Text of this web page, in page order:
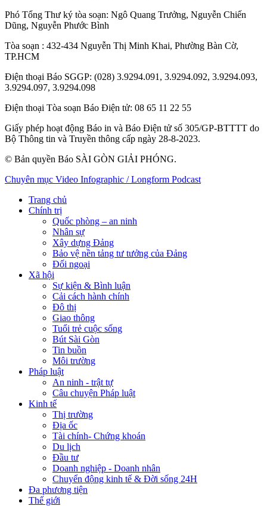
Phó Tổng Thư ký tòa soạn: Ngô Quang Trưởng, Nguyễn Chiến
Dũng, Nguyễn Phước Bình
Tòa soạn : 432-434 Nguyễn Thị Minh Khai, Phường Bàn Cờ,
TP.HCM
Điện thoại Báo SGGP: (028) 3.9294.091, 3.9294.092, 3.9294.093,
3.9294.097, 3.9294.098
Điện thoại Tòa soạn Báo Điện tử: 08 65 11 22 55
Giấy phép hoạt động Báo in và Báo Điện tử số 305/GP-BTTTT do
Bộ Thông tin và Truyền thông cấp ngày 28-8-2023.
© Bản quyền Báo SÀI GÒN GIẢI PHÓNG.
Chuyên mục Video Infographic / Longform Podcast
Trang chủ
Chính trị
Quốc phòng – an ninh
Nhân sự
Xây dựng Đảng
Bảo vệ nền tảng tư tưởng của Đảng
Đối ngoại
Xã hội
Sự kiện & Bình luận
Cải cách hành chính
Đô thị
Giao thông
Tuổi trẻ cuộc sống
Bút Sài Gòn
Tin buồn
Môi trường
Pháp luật
An ninh - trật tự
Câu chuyện Pháp luật
Kinh tế
Thị trường
Địa ốc
Tài chính- Chứng khoán
Du lịch
Đầu tư
Doanh nghiệp - Doanh nhân
Chuyển động kinh tế & Đời sống 24H
Đa phương tiện
Thế giới